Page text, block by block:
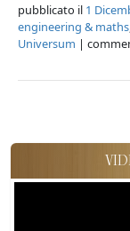
pubblicato il 1
engineering & maths
Universum |